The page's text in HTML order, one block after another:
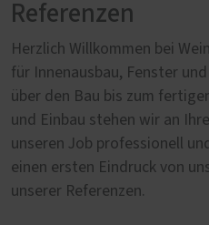
Referenzen
Herzlich Willkommen bei
für Innenausbau, Fenster
über den Bau bis zum
und Einbau stehen wir an
unseren Job professionell
einen ersten Eindruck von
unserer Referenzen.